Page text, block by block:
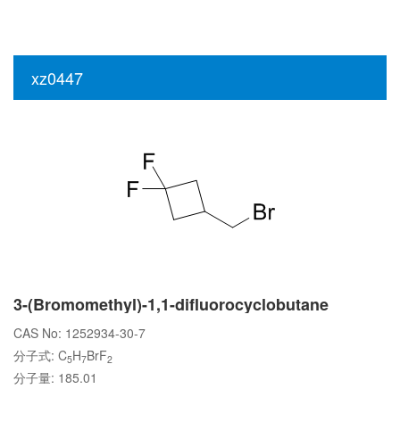
xz0447
3-(Bromomethyl)-1,1-difluorocyclobutane
CAS No: 1252934-30-7
分子式: C5H7BrF2
分子量: 185.01